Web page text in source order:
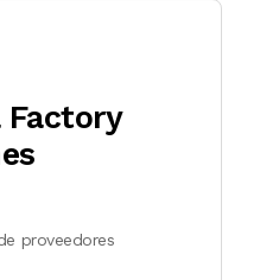
proveedores